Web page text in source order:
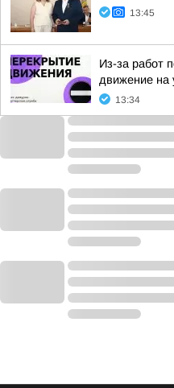
13:45
Из-за работ
движение на
13:34